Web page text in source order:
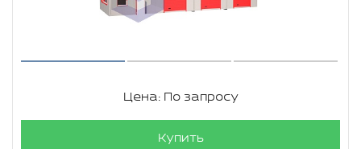
Цена: По запросу
Купить